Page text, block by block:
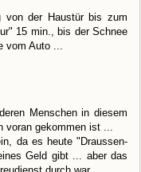
von der Haustür bis zum
15 min., bis der Schnee
vom Auto ...
Menschen in diesem
voran gekommen ist ...
da es heute "Draussen-
Geld gibt ... aber das